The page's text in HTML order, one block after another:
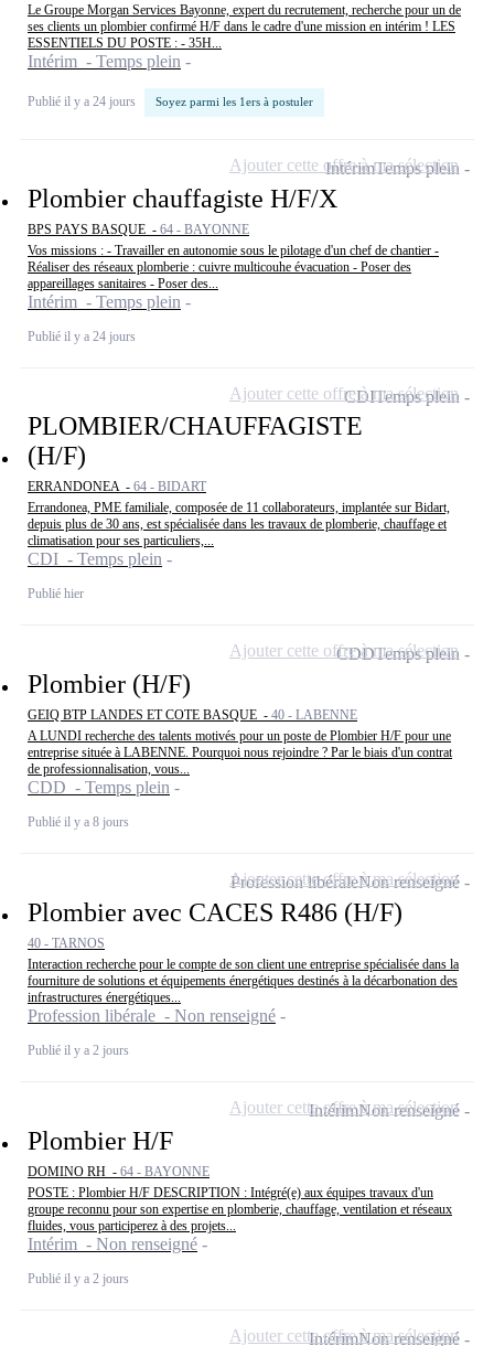
Le Groupe Morgan Services Bayonne, expert du recrutement, recherche pour un de
ses clients un plombier confirmé H/F dans le cadre d'une mission en intérim ! LES
ESSENTIELS DU POSTE : - 35H...
Intérim - Temps plein
Publié il y a 24 jours Soyez parmi les 1ers à postuler
Plombier chauffagiste H/F/X
BPS PAYS BASQUE - 64 - BAYONNE
Vos missions : - Travailler en autonomie sous le pilotage d'un chef de chantier -
Réaliser des réseaux plomberie : cuivre multicouhe évacuation - Poser des
appareillages sanitaires - Poser des...
Intérim - Temps plein
Publié il y a 24 jours
IntérimTemps plein
Ajouter cette offre à ma sélection
PLOMBIER/CHAUFFAGISTE
(H/F)
ERRANDONEA - 64 - BIDART
Errandonea, PME familiale, composée de 11 collaborateurs, implantée sur Bidart,
depuis plus de 30 ans, est spécialisée dans les travaux de plomberie, chauffage et
climatisation pour ses particuliers,...
CDI - Temps plein
Publié hier
CDITemps plein
Ajouter cette offre à ma sélection
Plombier (H/F)
GEIQ BTP LANDES ET COTE BASQUE - 40 - LABENNE
A LUNDI recherche des talents motivés pour un poste de Plombier H/F pour une
entreprise située à LABENNE. Pourquoi nous rejoindre ? Par le biais d'un contrat
de professionnalisation, vous...
CDD - Temps plein
Publié il y a 8 jours
CDDTemps plein
Ajouter cette offre à ma sélection
Plombier avec CACES R486 (H/F)
40 - TARNOS
Interaction recherche pour le compte de son client une entreprise spécialisée dans la
fourniture de solutions et équipements énergétiques destinés à la décarbonation des
infrastructures énergétiques...
Profession libérale - Non renseigné
Publié il y a 2 jours
Profession libéraleNon renseigné
Ajouter cette offre à ma sélection
Plombier H/F
DOMINO RH - 64 - BAYONNE
POSTE : Plombier H/F DESCRIPTION : Intégré(e) aux équipes travaux d'un
groupe reconnu pour son expertise en plomberie, chauffage, ventilation et réseaux
fluides, vous participerez à des projets...
Intérim - Non renseigné
Publié il y a 2 jours
IntérimNon renseigné
Ajouter cette offre à ma sélection
IntérimNon renseigné
Ajouter cette offre à ma sélection